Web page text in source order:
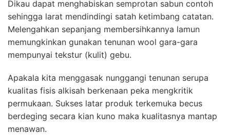
Dikau dapat menghabiskan semprotan sabun contoh
sehingga larat mendindingi satah ketimbang catatan.
Melengahkan sepanjang membersihkannya lamun
memungkinkan gunakan tenunan wool gara-gara
mempunyai tekstur (kulit) gebu.
Apakala kita menggasak nunggangi tenunan serupa
kualitas fisis alkisah berkenaan peka mengkritik
permukaan. Sukses latar produk terkemuka becus
berdeging secara kian kuno maka kualitasnya mantap
menawan.